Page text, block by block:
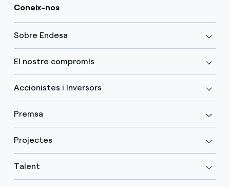
Coneix-nos
Sobre Endesa
El nostre compromís
Accionistes i Inversors
Premsa
Projectes
Talent